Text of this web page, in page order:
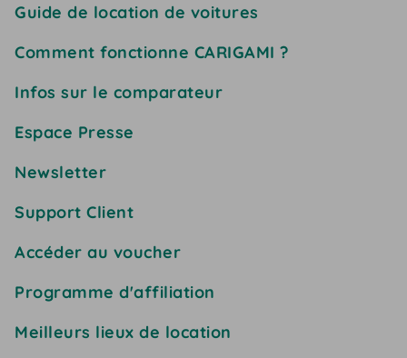
Guide de location de voitures
Comment fonctionne CARIGAMI ?
Infos sur le comparateur
Espace Presse
Newsletter
Support Client
Accéder au voucher
Programme d'affiliation
Meilleurs lieux de location